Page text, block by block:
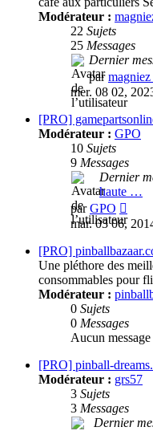
Modérateur :
22 Sujets
25 Messages
Dernier
par
mer. 08 02,
[PRO]
Modérateur : GPO
10 Sujets
9 Messages
Dernier
haute …
parGPO
le
mar. 03 06,
[PRO]
Une pléthore des
consommables pour
Modérateur :
0 Sujets
0 Messages
Aucun message
[PRO] pinball-
Modérateur : grs57
3 Sujets
3 Messages
Dernier